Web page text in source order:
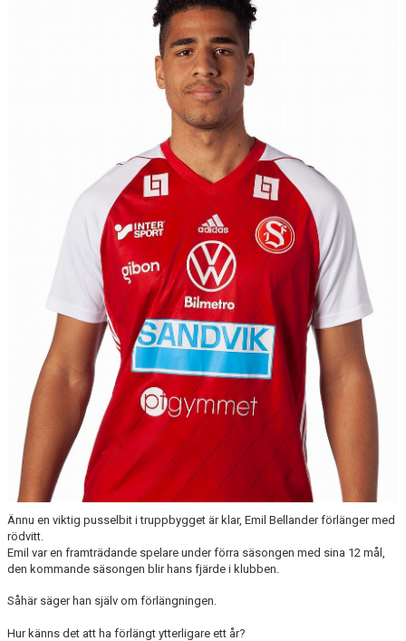
INTRESSEANMÄLAN FÖR SPELARE
INTRESSEANMÄLAN LEDARE
Ännu en viktig pusselbit i truppbygget är klar, Emil Bellander förlänger med
rödvitt.
Emil var en framträdande spelare under förra säsongen med sina 12 mål,
den kommande säsongen blir hans fjärde i klubben.
Såhär säger han själv om förlängningen.
Hur känns det att ha förlängt ytterligare ett år?